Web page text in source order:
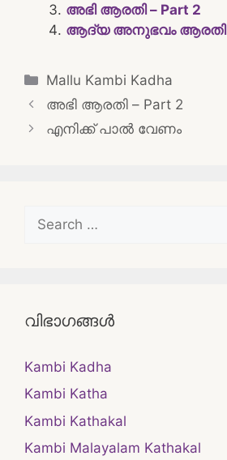
അഭി ആരതി – Part 2
ആദ്യ അനുഭവം ആരതി
Categories
Mallu Kambi Kadha
Post
navigation
അഭി ആരതി – Part 2
എനിക്ക് പാൽ വേണം
for:
വിഭാഗങ്ങൾ
Kambi Kadha
Kambi Katha
Kambi Kathakal
Kambi Malayalam Kathakal